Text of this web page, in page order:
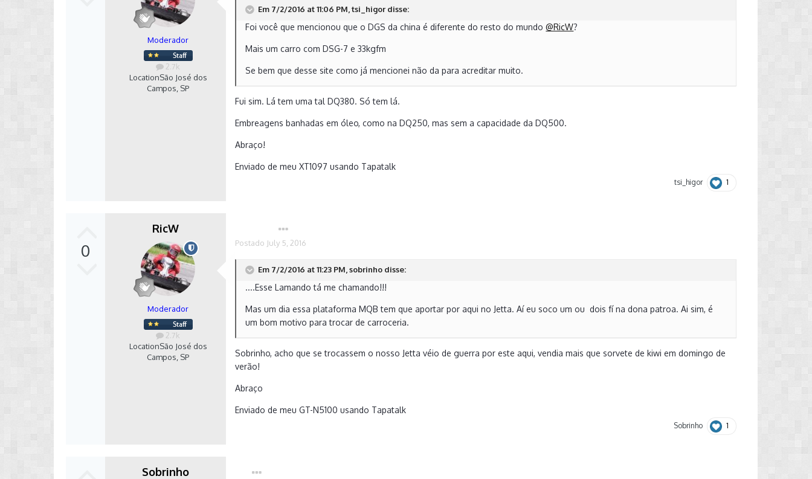
Moderador
2.7k
LocationSão José dos
Campos, SP
Em 7/2/2016 at 11:06 PM, tsi_higor disse:
Foi você que mencionou que o DGS da china é diferente do resto do mundo@RicW?
Mais um carro com DSG-7 e 33kgfm
Se bem que desse site como já mencionei não da para acreditar muito.
Fui sim. Lá tem uma tal DQ380. Só tem lá.
Embreagens banhadas em óleo, como na DQ250, mas sem a capacidade da DQ500.
Abraço!
Enviado de meu XT1097 usando Tapatalk
tsi_higor 1
0
RicW
Moderador
2.7k
LocationSão José dos
Campos, SP
Postado July 5, 2016
Em 7/2/2016 at 11:23 PM, sobrinho disse:
....Esse Lamando tá me chamando!!!
Mas um dia essa plataforma MQB tem que aportar por aqui no Jetta. Aí eu soco um ou dois fí na dona patroa. Ai sim, é
um bom motivo para trocar de carroceria.
Sobrinho, acho que se trocassem o nosso Jetta véio de guerra por este aqui, vendia mais que sorvete de kiwi em domingo de
verão!
Abraço
Enviado de meu GT-N5100 usando Tapatalk
Sobrinho 1
Sobrinho